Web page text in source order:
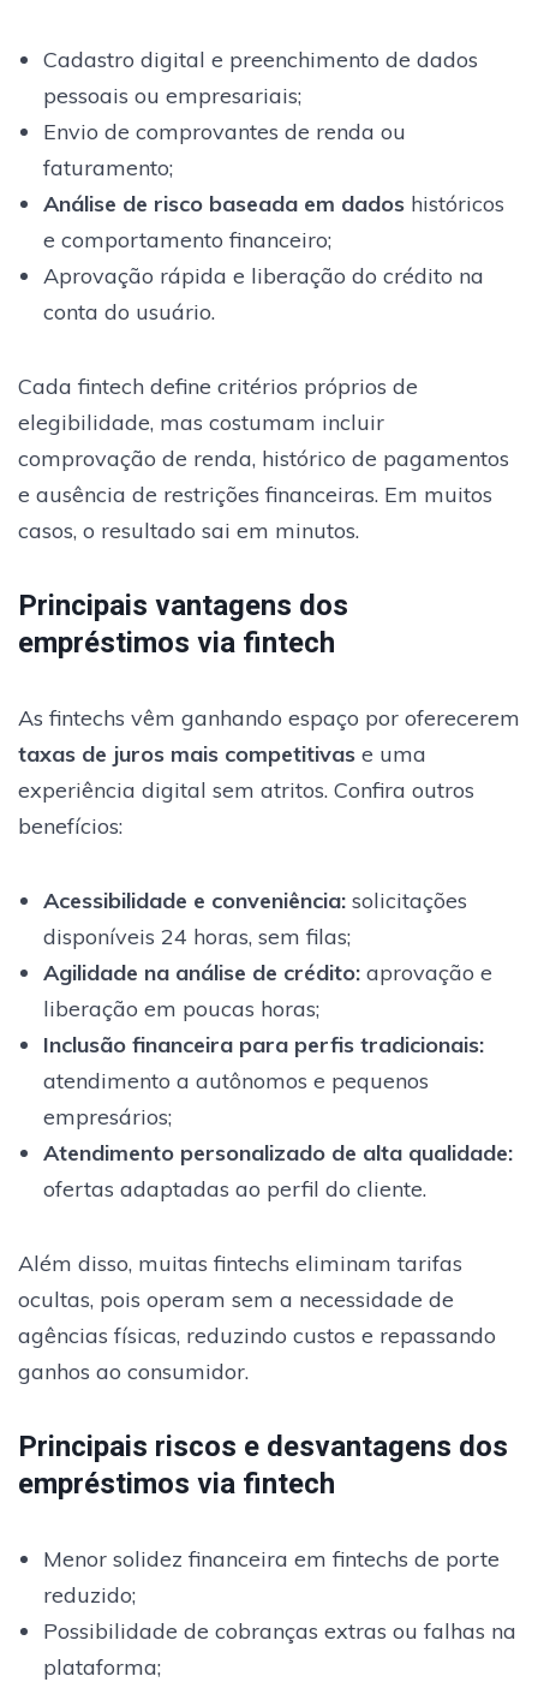
Cadastro digital e preenchimento de dados
pessoais ou empresariais;
Envio de comprovantes de renda ou
faturamento;
Análise de risco baseada em dadoshistóricos
e comportamento financeiro;
Aprovação rápida e liberação do crédito na
conta do usuário.
Cada fintech define critérios próprios de
elegibilidade, mas costumam incluir
comprovação de renda, histórico de pagamentos
e ausência de restrições financeiras. Em muitos
casos, o resultado sai em minutos.
Principais vantagens dos
empréstimos via fintech
As fintechs vêm ganhando espaço por oferecerem
taxas de juros mais competitivas e uma
experiência digital sem atritos. Confira outros
benefícios:
Acessibilidade e conveniência:solicitações
disponíveis 24 horas, sem filas;
Agilidade na análise de crédito:aprovação e
liberação em poucas horas;
Inclusão financeira para perfis tradicionais:
atendimento a autônomos e pequenos
empresários;
Atendimento personalizado de alta qualidade:
ofertas adaptadas ao perfil do cliente.
Além disso, muitas fintechs eliminam tarifas
ocultas, pois operam sem a necessidade de
agências físicas, reduzindo custos e repassando
ganhos ao consumidor.
Principais riscos e desvantagens dos
empréstimos via fintech
Menor solidez financeira em fintechs de porte
reduzido;
Possibilidade de cobranças extras ou falhas na
plataforma;